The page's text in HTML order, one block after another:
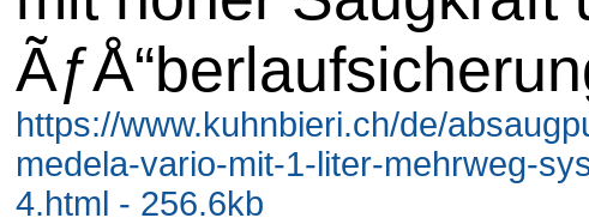
https://www.kuhnbieri.ch/de/
medela-vario-mit-1-liter-mehrweg-
4.html - 256.6kb